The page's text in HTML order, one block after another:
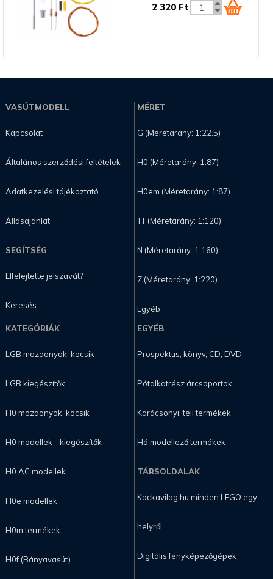
2 320 Ft
VASÚTMODELL
Kapcsolat
Általános szerződési feltételek
Adatkezelési tájékoztató
Állásajánlat
SEGÍTSÉG
Elfelejtette jelszavát?
Keresés
MÉRET
G (Méretarány: 1:22.5)
H0 (Méretarány: 1:87)
H0em (Méretarány: 1:87)
TT (Méretarány: 1:120)
N (Méretarány: 1:160)
Z (Méretarány: 1:220)
Egyéb
KATEGÓRIÁK
LGB mozdonyok, kocsik
LGB kiegészítők
H0 mozdonyok, kocsik
H0 modellek - kiegészítők
H0 AC modellek
H0e modellek
H0m termékek
H0f (Bányavasút)
EGYÉB
Prospektus, könyv, CD, DVD
Pótalkatrész árcsoportok
Karácsonyi, téli termékek
Hó modellező termékek
TÁRSOLDALAK
Kockavilag.hu minden LEGO egy
helyről
Digitális fényképezőgépek